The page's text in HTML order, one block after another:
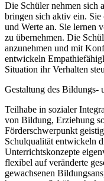
Die Schüler nehmen sich
bringen sich aktiv ein.
und Werte an. Sie lernen
zu übernehmen. Die
anzunehmen und mit
entwickeln
Situation ihr Verhalten
Gestaltung des Bildungs-
Teilhabe in sozialer
von Bildung, Erziehung
Förderschwerpunkt
Schulqualität entwickeln
Unterrichtskonzepte
flexibel auf veränderte
gewachsenen